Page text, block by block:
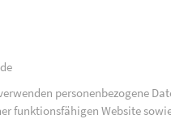
personenbezogene
funktionsfähigen Website